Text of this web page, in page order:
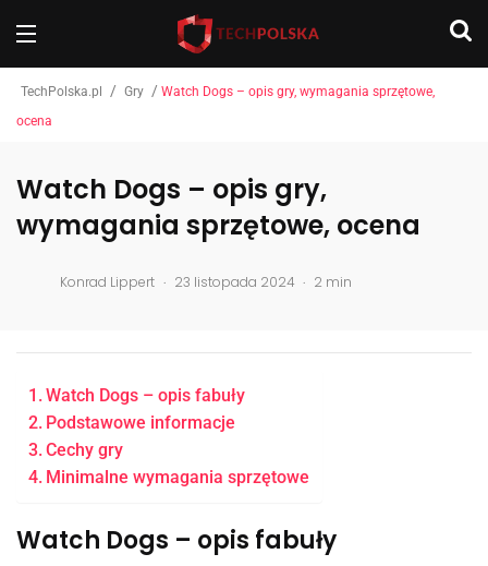
TechPolska.pl / Gry / Watch Dogs – opis gry, wymagania sprzętowe,
ocena
Watch Dogs – opis gry,
wymagania sprzętowe, ocena
Konrad Lippert . 23 listopada 2024 . 2 min
Watch Dogs – opis fabuły
Podstawowe informacje
Cechy gry
Minimalne wymagania sprzętowe
Watch Dogs – opis fabuły